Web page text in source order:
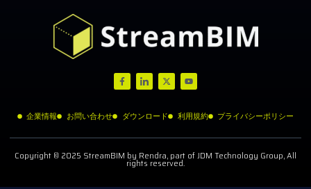
企業情報 お問い合わせ ダウンロード 利用規約 プライバシーポリシー
Copyright © 2025 StreamBIM by Rendra, part of JDM Technology Group, All
rights reserved.